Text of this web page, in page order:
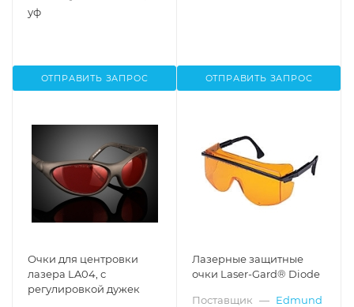
уф
ОТПРАВИТЬ ЗАПРОС ОТПРАВИТЬ ЗАПРОС
Очки для центровки
лазера LA04, с
регулировкой дужек
Лазерные защитные
очки Laser-Gard® Diode
Поставщик — Edmund